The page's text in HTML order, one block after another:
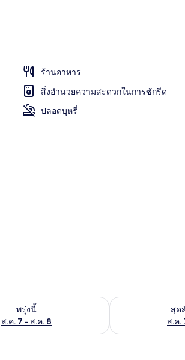
ร้านอาหาร
สิ่งอำนวยความสะดวกในการซักรีด
ปลอดบุหรี่
พรุ่งนี้
ส.ค. 7 - ส.ค. 8
นห้องพักว่างในพรุ่งนี้ ส.ค. 7 - ส.ค. 8
สุด
ส.ค.
ตรวจสอบจำนวน